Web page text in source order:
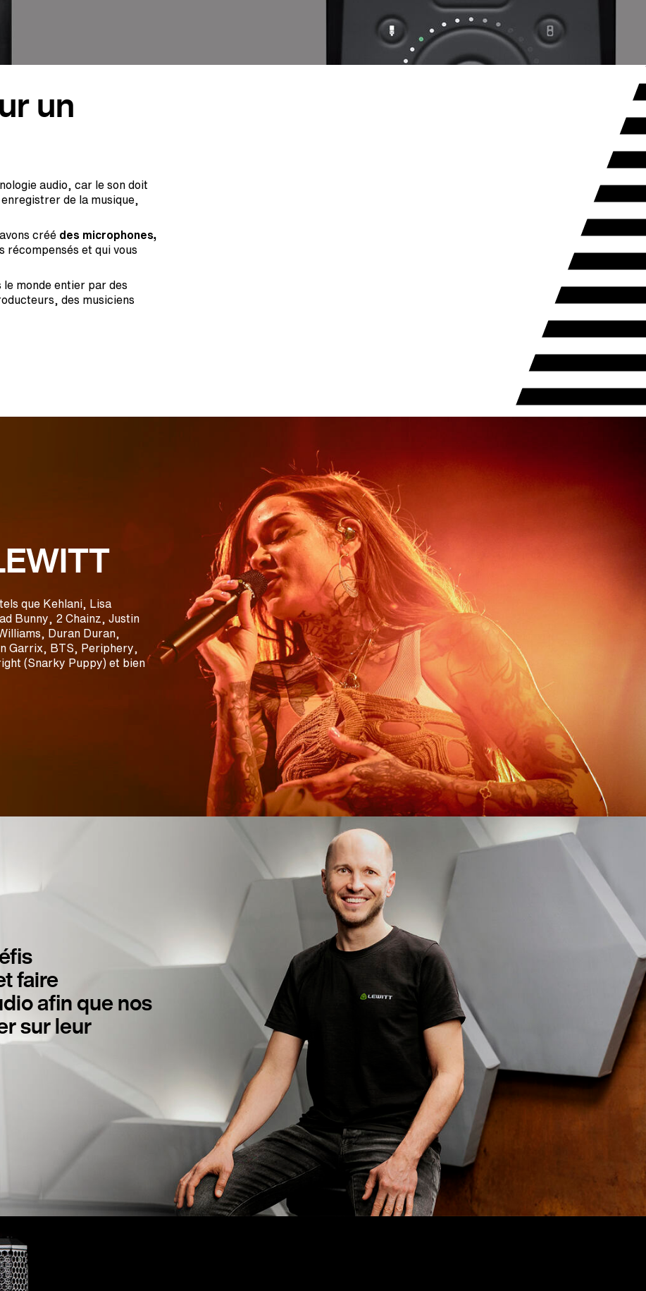
un
audio, car le son doit
de la musique,
créé des microphones,
récompensés et qui vous
monde entier par des
des musiciens
que Kehlani, Lisa
Bunny, 2 Chainz, Justin
Duran Duran,
Garrix, BTS, Periphery,
(Snarky Puppy) et bien
faire
afin que nos
sur leur